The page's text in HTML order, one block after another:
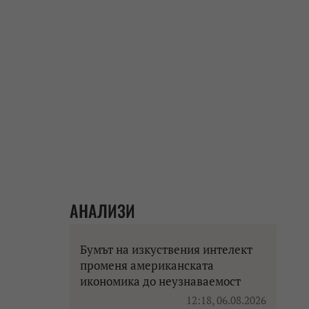
АНАЛИЗИ
Бумът на изкуствения интелект
променя американската
икономика до неузнаваемост
12:18, 06.08.2026